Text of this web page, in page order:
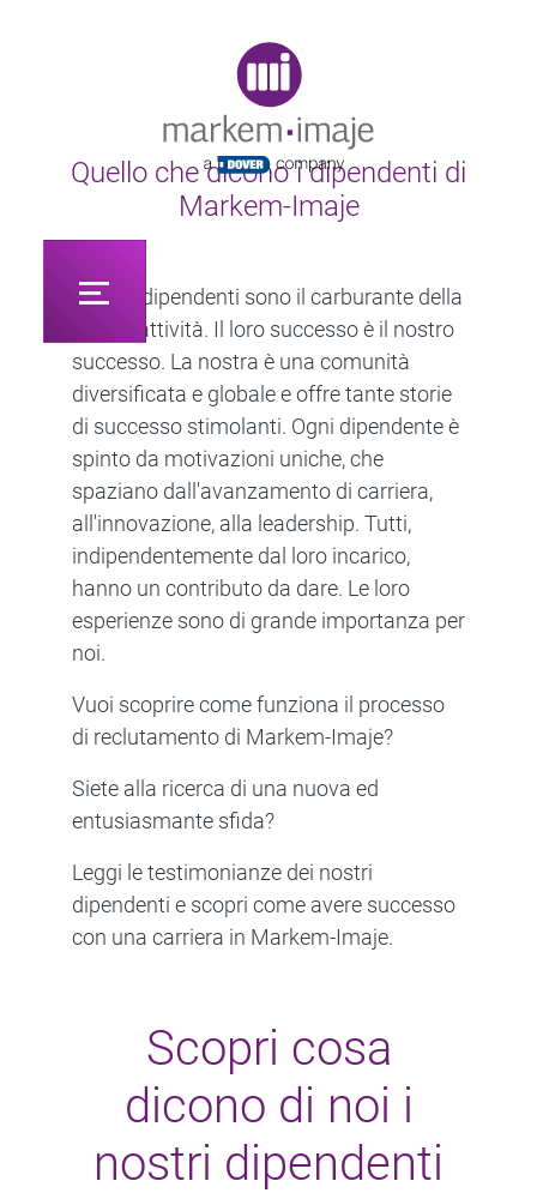
Quello che dicono i dipendenti di
Markem-Imaje
I nostri dipendenti sono il carburante della
nostra attività. Il loro successo è il nostro
successo. La nostra è una comunità
diversificata e globale e offre tante storie
di successo stimolanti. Ogni dipendente è
spinto da motivazioni uniche, che
spaziano dall'avanzamento di carriera,
all'innovazione, alla leadership. Tutti,
indipendentemente dal loro incarico,
hanno un contributo da dare. Le loro
esperienze sono di grande importanza per
noi.
Vuoi scoprire come funziona il processo
di reclutamento di Markem-Imaje?
Siete alla ricerca di una nuova ed
entusiasmante sfida?
Leggi le testimonianze dei nostri
dipendenti e scopri come avere successo
con una carriera in Markem-Imaje.
Scopri cosa
dicono di noi i
nostri dipendenti